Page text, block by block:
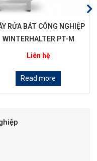
RỬA BÁT CÔNG NGHIỆP
WINTERHALTER PT-M
Liên hệ
Read more